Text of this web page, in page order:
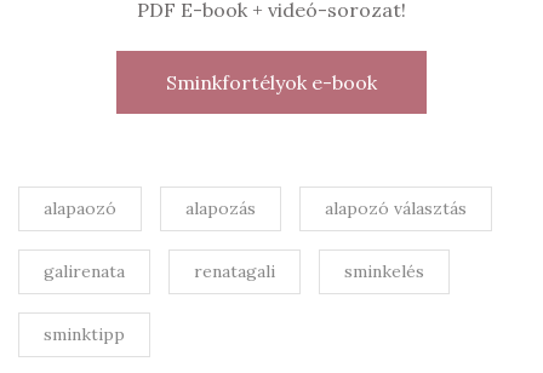
PDF E-book + videó-sorozat!
Sminkfortélyok e-book
alapaozó alapozás alapozó választás
galirenata renatagali sminkelés
sminktipp